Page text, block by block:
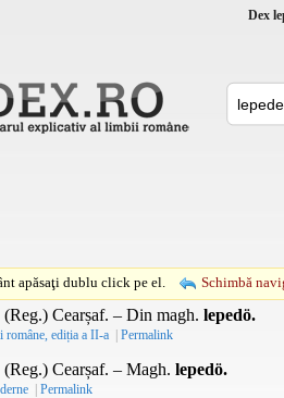
Dex
apăsaţi dublu click pe el. Schimbă
(Reg.) Cearșaf. – Din magh. lepedö.
ediția a II-a | Permalink
(Reg.) Cearșaf. – Magh. lepedö.
| Permalink